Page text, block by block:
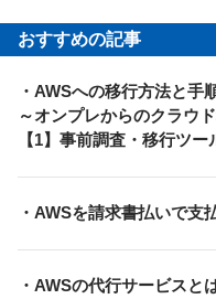
おすすめの記事
・AWSへの移行方法と手
～オンプレからのクラウ
【1】事前調査・移行ツー
・AWSを請求書払いで支
・AWSの代行サービスと